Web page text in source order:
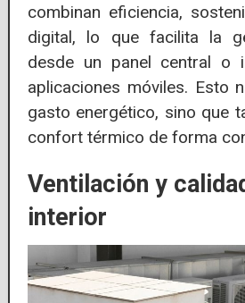
combinan eficiencia,
digital, lo que facilita la
desde un panel central o
aplicaciones móviles. Esto
gasto energético, sino que
confort térmico de forma
Ventilación y
interior